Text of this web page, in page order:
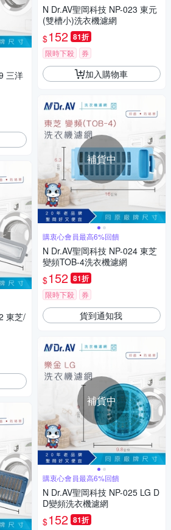
N Dr.AV聖岡科技 NP-023 東元
(雙槽小)洗衣機濾網
$152 81折
限時下殺 券
加入購物車
補貨中
購衷心會員最高6%回饋
N Dr.AV聖岡科技 NP-024 東芝
變頻TOB-4洗衣機濾網
$152 81折
限時下殺 券
貨到通知我
補貨中
購衷心會員最高6%回饋
N Dr.AV聖岡科技 NP-025 LG D
D變頻洗衣機濾網
$152 81折